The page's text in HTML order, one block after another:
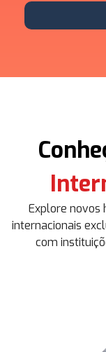
Explore novos
internacionais
com